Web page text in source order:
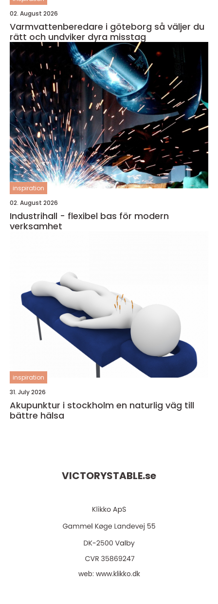
02. August 2026
Varmvattenberedare i göteborg så väljer du
rätt och undviker dyra misstag
inspiration
02. August 2026
Industrihall - flexibel bas för modern
verksamhet
inspiration
31. July 2026
Akupunktur i stockholm en naturlig väg till
bättre hälsa
VICTORYSTABLE.se
web: www.klikko.dk